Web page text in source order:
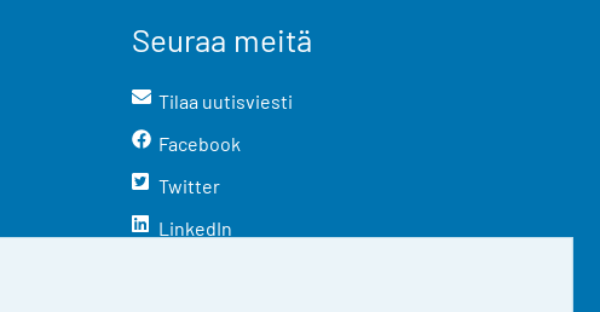
Seuraa meitä
Tilaa uutisviesti
Facebook
Twitter
LinkedIn